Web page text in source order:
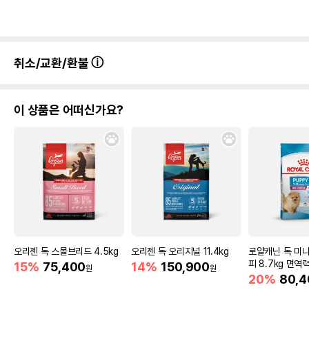
취소/교환/환불
이 상품은 어떠신가요?
오리젠 독 스몰브리드 4.5kg
15% 75,400원
오리젠 독 오리지널 11.4kg
14% 150,900원
로얄캐닌 독 미
피 8.7kg 면역
20%